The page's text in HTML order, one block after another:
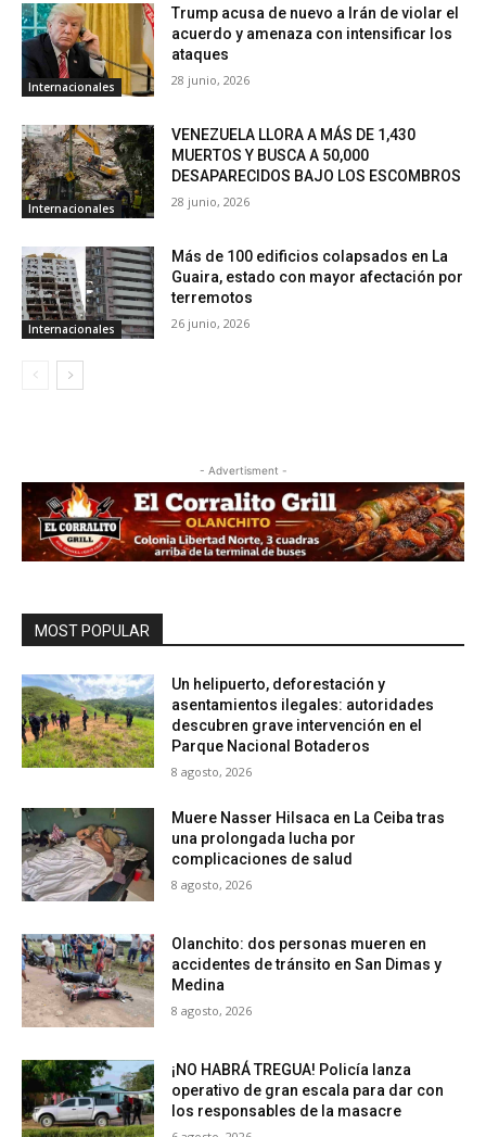
Internacionales
Trump acusa de nuevo a Irán de violar el
acuerdo y amenaza con intensificar los
ataques
28 junio, 2026
Internacionales
VENEZUELA LLORA A MÁS DE 1,430
MUERTOS Y BUSCA A 50,000
DESAPARECIDOS BAJO LOS ESCOMBROS
28 junio, 2026
Internacionales
Más de 100 edificios colapsados en La
Guaira, estado con mayor afectación por
terremotos
26 junio, 2026
- Advertisment -
MOST POPULAR
Un helipuerto, deforestación y
asentamientos ilegales: autoridades
descubren grave intervención en el
Parque Nacional Botaderos
8 agosto, 2026
Muere Nasser Hilsaca en La Ceiba tras
una prolongada lucha por
complicaciones de salud
8 agosto, 2026
Olanchito: dos personas mueren en
accidentes de tránsito en San Dimas y
Medina
8 agosto, 2026
¡NO HABRÁ TREGUA! Policía lanza
operativo de gran escala para dar con
los responsables de la masacre